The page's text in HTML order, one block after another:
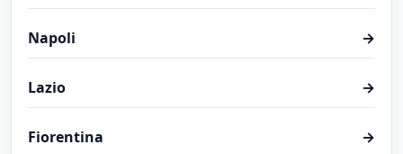
Napoli →
Lazio →
Fiorentina →